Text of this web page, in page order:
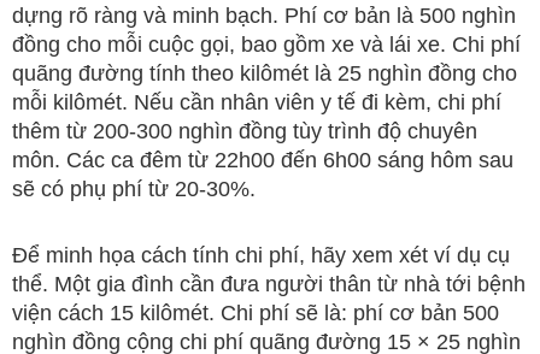
dựng rõ ràng và minh bạch. Phí cơ bản là 500 nghìn
đồng cho mỗi cuộc gọi, bao gồm xe và lái xe. Chi phí
quãng đường tính theo kilômét là 25 nghìn đồng cho
mỗi kilômét. Nếu cần nhân viên y tế đi kèm, chi phí
thêm từ 200-300 nghìn đồng tùy trình độ chuyên
môn. Các ca đêm từ 22h00 đến 6h00 sáng hôm sau
sẽ có phụ phí từ 20-30%.
Để minh họa cách tính chi phí, hãy xem xét ví dụ cụ
thể. Một gia đình cần đưa người thân từ nhà tới bệnh
viện cách 15 kilômét. Chi phí sẽ là: phí cơ bản 500
nghìn đồng cộng chi phí quãng đường 15 × 25 nghìn